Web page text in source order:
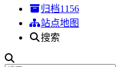
归档1156
站点地图
搜索